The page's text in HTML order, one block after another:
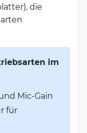
die
im
Mic-Gain
für